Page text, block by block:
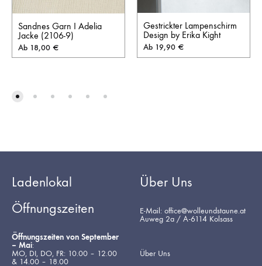
Sandnes Garn I Adelia
Jacke (2106-9)
Ab 18,00 €
Gestrickter Lampenschirm
Design by Erika Kight
Ab 19,90 €
Ladenlokal
Öffnungszeiten
Öffnungszeiten von September
– Mai:
MO, DI, DO, FR: 10.00 – 12.00
& 14.00 – 18.00
Über Uns
E-Mail: office@wolleundstaune.at
Auweg 2a / A-6114 Kolsass
Über Uns